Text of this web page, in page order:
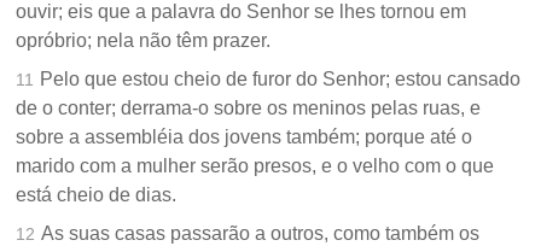
ouvir; eis que a palavra do Senhor se lhes tornou em
opróbrio; nela não têm prazer.
11
Pelo que estou cheio de furor do Senhor; estou cansado
de o conter; derrama-o sobre os meninos pelas ruas, e
sobre a assembléia dos jovens também; porque até o
marido com a mulher serão presos, e o velho com o que
está cheio de dias.
12 As suas casas passarão a outros, como também os